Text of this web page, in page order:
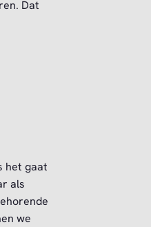
Dat
het gaat
als
we